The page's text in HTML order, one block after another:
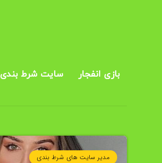
بازی انفجار سایت شرط بندی
مدیر سایت های شرط بندی